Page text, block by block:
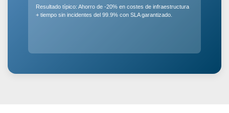
Resultado típico: Ahorro de -20% en costes de infraestructura
+ tiempo sin incidentes del 99.9% con SLA garantizado.